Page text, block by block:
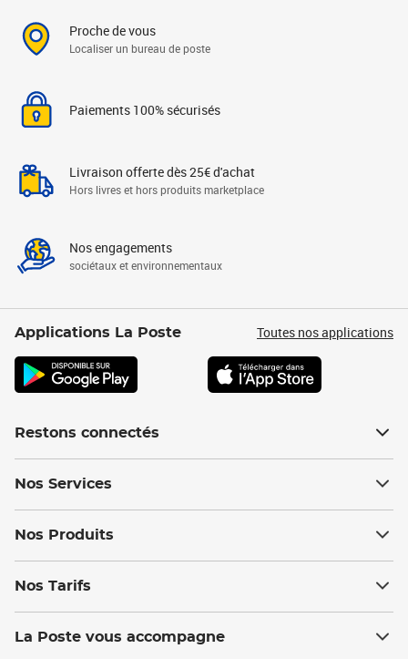
Proche de vous
Localiser un bureau de poste
Paiements 100% sécurisés
Livraison offerte dès 25€ d'achat
Hors livres et hors produits marketplace
Nos engagements
sociétaux et environnementaux
Applications La Poste Toutes nos applications
Restons connectés
Nos Services
Nos Produits
Nos Tarifs
La Poste vous accompagne